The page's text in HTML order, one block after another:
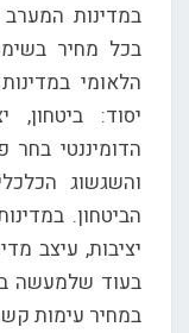
במדינות
בכל מחיר
הלאומי
יסוד:
הדומיננטי
והשגשוג
הביטחון.
יציבות, עיצב
בעוד שלמעשה
במחיר עימות